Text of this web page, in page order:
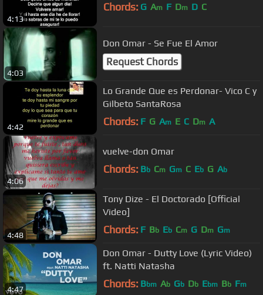
4:13
Chords: G Am F Dm D C
4:03
Don Omar - Se Fue El Amor
Request Chords
4:42
Lo Grande Que es Perdonar- Vico C y
Gilbeto SantaRosa
Chords: F G Am E C Dm A
4:06
vuelve-don Omar
Chords: Bb Cm Gm C Eb G Ab
4:48
Tony Dize - El Doctorado [Official
Video]
Chords: F Bb Eb Cm G Dm Gm
4:47
Don Omar - Dutty Love (Lyric Video)
ft. Natti Natasha
Chords: Bbm Ab Gb Db Ebm Bb Fm